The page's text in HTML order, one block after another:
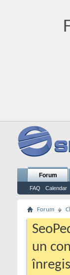
Forum
FAQ Calendar
Forum
un